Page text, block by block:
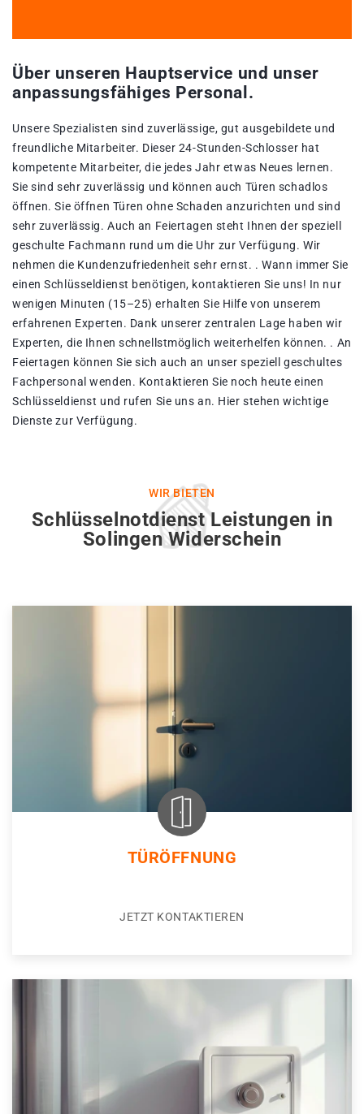
Über unseren Hauptservice und unser
anpassungsfähiges Personal.
Unsere Spezialisten sind zuverlässige, gut ausgebildete und
freundliche Mitarbeiter. Dieser 24-Stunden-Schlosser hat
kompetente Mitarbeiter, die jedes Jahr etwas Neues lernen.
Sie sind sehr zuverlässig und können auch Türen schadlos
öffnen. Sie öffnen Türen ohne Schaden anzurichten und sind
sehr zuverlässig. Auch an Feiertagen steht Ihnen der speziell
geschulte Fachmann rund um die Uhr zur Verfügung. Wir
nehmen die Kundenzufriedenheit sehr ernst. . Wann immer Sie
einen Schlüsseldienst benötigen, kontaktieren Sie uns! In nur
wenigen Minuten (15–25) erhalten Sie Hilfe von unserem
erfahrenen Experten. Dank unserer zentralen Lage haben wir
Experten, die Ihnen schnellstmöglich weiterhelfen können. . An
Feiertagen können Sie sich auch an unser speziell geschultes
Fachpersonal wenden. Kontaktieren Sie noch heute einen
Schlüsseldienst und rufen Sie uns an. Hier stehen wichtige
Dienste zur Verfügung.
WIR BIETEN
Schlüsselnotdienst Leistungen in
Solingen Widerschein
TÜRÖFFNUNG
JETZT KONTAKTIEREN